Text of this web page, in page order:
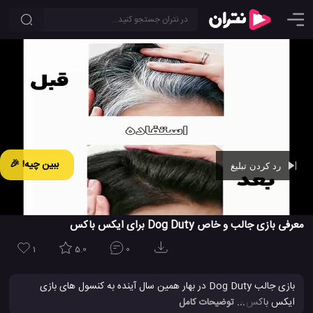
ببین چیه! 🎉
معرفی بازی جالب و خاص Dog Duty برای ایکس باکس
1 5.0 0
بازی جالب Dog Duty در بهار همین سال آینده به کنسول های بازی
ایکس باکس می آید. در این بازی سرگرم کننده ، گام به گام با تاکتیک
... توضیحات کامل